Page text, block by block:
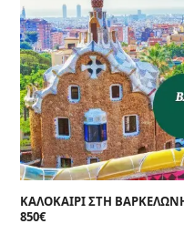
ΚΑΛΟΚΑΙΡΙ ΣΤΗ
850€